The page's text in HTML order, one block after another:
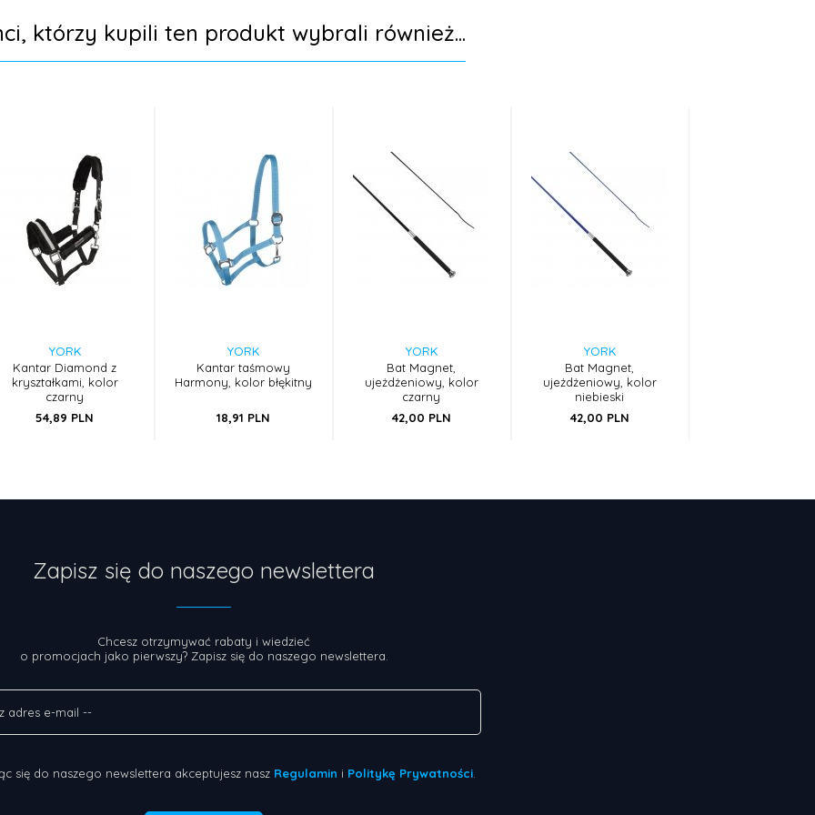
którzy kupili ten produkt wybrali również...
YORK
Kantar Diamond z
kryształkami, kolor
czarny
54,89 PLN
YORK
Kantar taśmowy
Harmony, kolor błękitny
18,91 PLN
YORK
Bat Magnet,
ujeżdżeniowy, kolor
czarny
42,00 PLN
YORK
Bat Magnet,
ujeżdżeniowy, kolor
niebieski
42,00 PLN
Zapisz się do naszego newslettera
Chcesz otrzymywać rabaty i wiedzieć
o promocjach jako pierwszy? Zapisz się do naszego newslettera.
się do naszego newslettera akceptujesz nasz Regulamin i Politykę Prywatności